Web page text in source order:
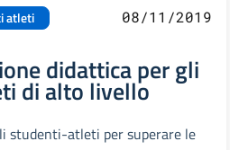
atleti 08/11/2019
didattica per gli
di alto livello
studenti-atleti per superare le